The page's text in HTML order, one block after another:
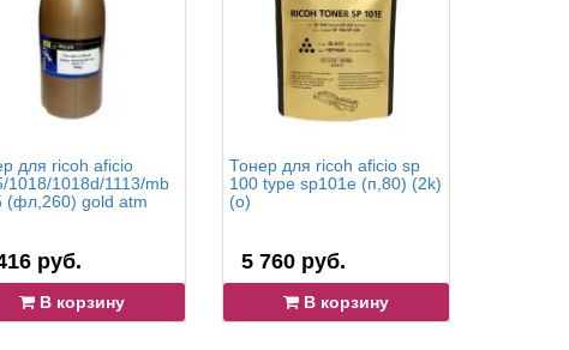
для ricoh aficio
1018/1018d/1113/mb
(фл,260) gold atm
руб.
В корзину
Тонер для ricoh aficio sp
100 type sp101e (п,80) (2k)
(o)
5 760 руб.
В корзину